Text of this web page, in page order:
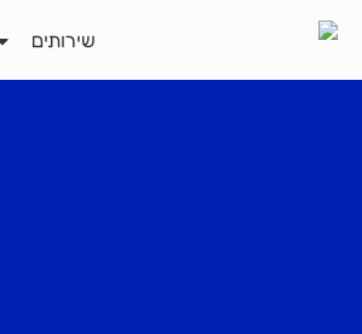
דילוג
שירותים